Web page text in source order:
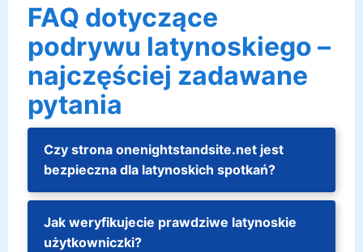
FAQ dotyczące
podrywu latynoskiego –
najczęściej zadawane
pytania
Czy strona onenightstandsite.net jest
bezpieczna dla latynoskich spotkań?
Jak weryfikujecie prawdziwe latynoskie
użytkowniczki?